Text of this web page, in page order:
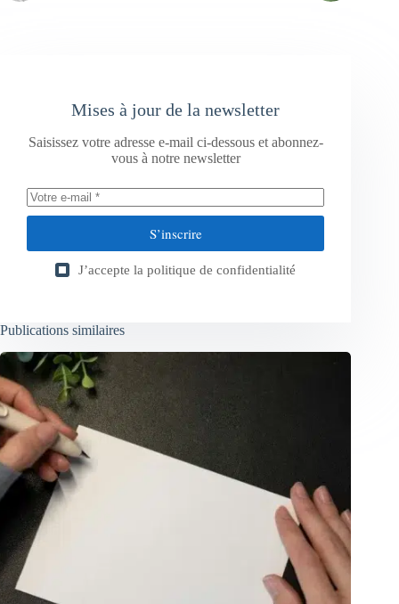
Mises à jour de la newsletter
Saisissez votre adresse e-mail ci-dessous et abonnez-
vous à notre newsletter
S’inscrire
J’accepte la politique de confidentialité
Publications similaires